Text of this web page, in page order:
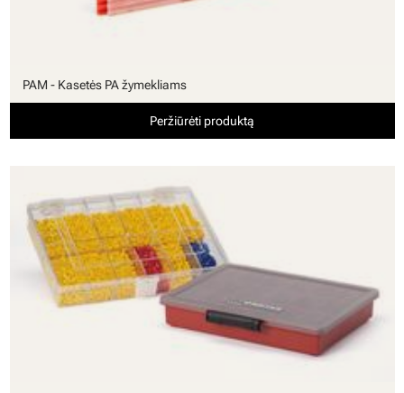
PAM - Kasetės PA žymekliams
Peržiūrėti produktą